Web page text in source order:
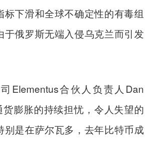
标下滑和全球不确定性的有毒组
于俄罗斯无端入侵乌克兰而引发
Elementus合伙人负责人Dan
膨胀的持续担忧，令人失望的
别是在萨尔瓦多，去年比特币成